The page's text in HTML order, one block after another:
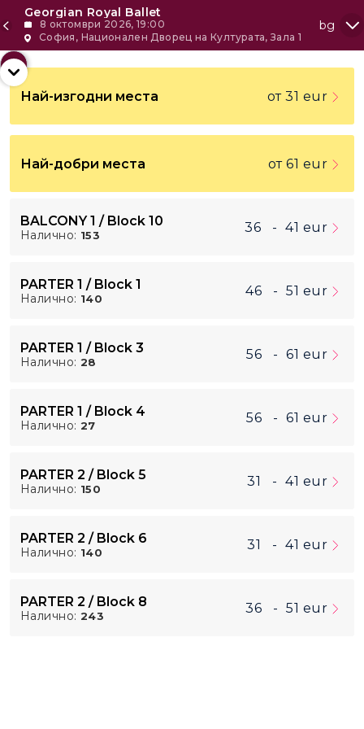
Georgian Royal Ballet
8 октомври 2026, 19:00
София, Национален Дворец на Културата, Зала 1
bg
+
Най-изгодни места от 31 eur
Най-добри места от 61 eur
BALCONY 1 / Block 10
Налично: 153 36 - 41 eur
PARTER 1 / Block 1
Налично: 140 46 - 51 eur
PARTER 1 / Block 3
Налично: 28 56 - 61 eur
PARTER 1 / Block 4
Налично: 27 56 - 61 eur
PARTER 2 / Block 5
Налично: 150 31 - 41 eur
PARTER 2 / Block 6
Налично: 140 31 - 41 eur
PARTER 2 / Block 8
Налично: 243 36 - 51 eur